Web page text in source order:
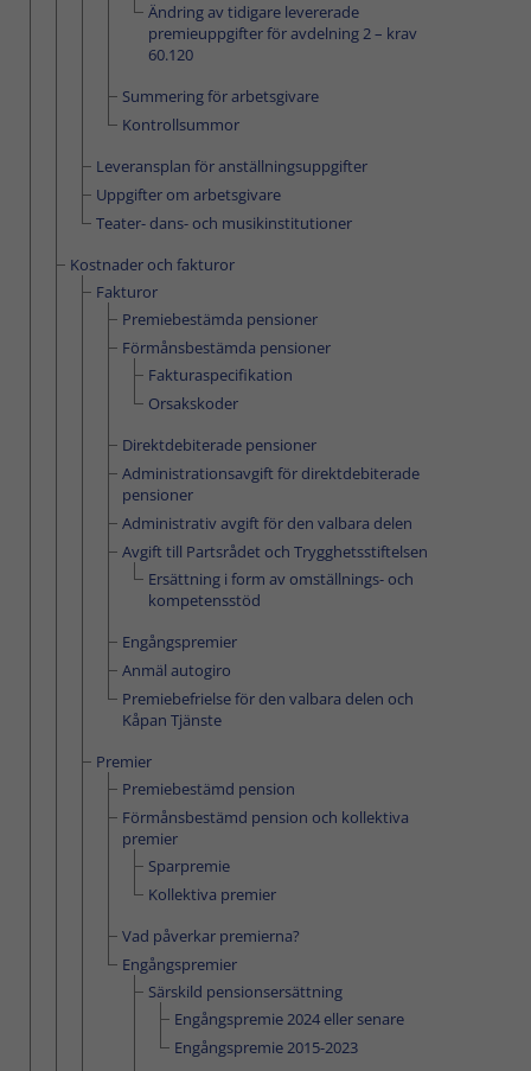
Ändring av tidigare levererade
premieuppgifter för avdelning 2 – krav
60.120
Summering för arbetsgivare
Kontrollsummor
Leveransplan för anställningsuppgifter
Uppgifter om arbetsgivare
Teater- dans- och musikinstitutioner
Kostnader och fakturor
Fakturor
Premiebestämda pensioner
Förmånsbestämda pensioner
Fakturaspecifikation
Orsakskoder
Direktdebiterade pensioner
Administrationsavgift för direktdebiterade
pensioner
Administrativ avgift för den valbara delen
Avgift till Partsrådet och Trygghetsstiftelsen
Ersättning i form av omställnings- och
kompetensstöd
Engångspremier
Anmäl autogiro
Premiebefrielse för den valbara delen och
Kåpan Tjänste
Premier
Premiebestämd pension
Förmånsbestämd pension och kollektiva
premier
Sparpremie
Kollektiva premier
Vad påverkar premierna?
Engångspremier
Särskild pensionsersättning
Engångspremie 2024 eller senare
Engångspremie 2015-2023